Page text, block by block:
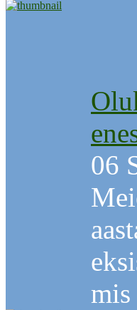
06